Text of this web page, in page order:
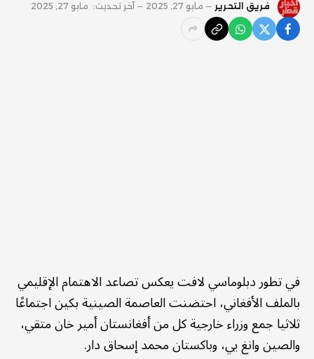
فريق التحرير مايو 27, 2025 آخر تحديث: مايو 27, 2025
في تطور دبلوماسي لافت يعكس تصاعد الاهتمام الإقليمي
بالملف الأفغاني، احتضنت العاصمة الصينية بكين اجتماعًا
ثلاثيا جمع وزراء خارجية كل من أفغانستان أمير خان متقي،
والصين وانغ يي، وباكستان محمد إسحاق دار.